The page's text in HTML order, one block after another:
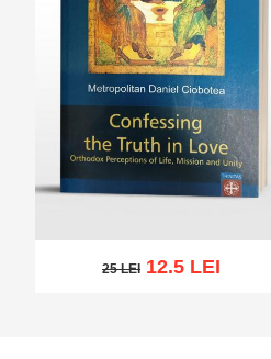
25 LEI 12.5 LEI